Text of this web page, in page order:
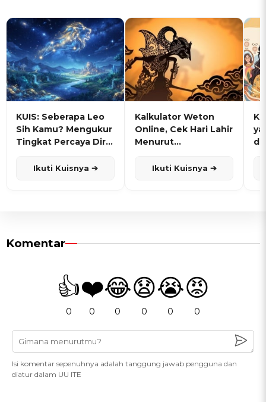
KUIS: Seberapa Leo
Sih Kamu? Mengukur
Tingkat Percaya Diri
Ikuti Kuisnya ➔
Kalkulator Weton
Online, Cek Hari Lahir
Menurut
Ikuti Kuisnya ➔
Komentar
👍
0
❤️
0
😂
0
😧
0
😭
0
😡
0
Isi komentar sepenuhnya adalah tanggung jawab pengguna dan
diatur dalam UU ITE